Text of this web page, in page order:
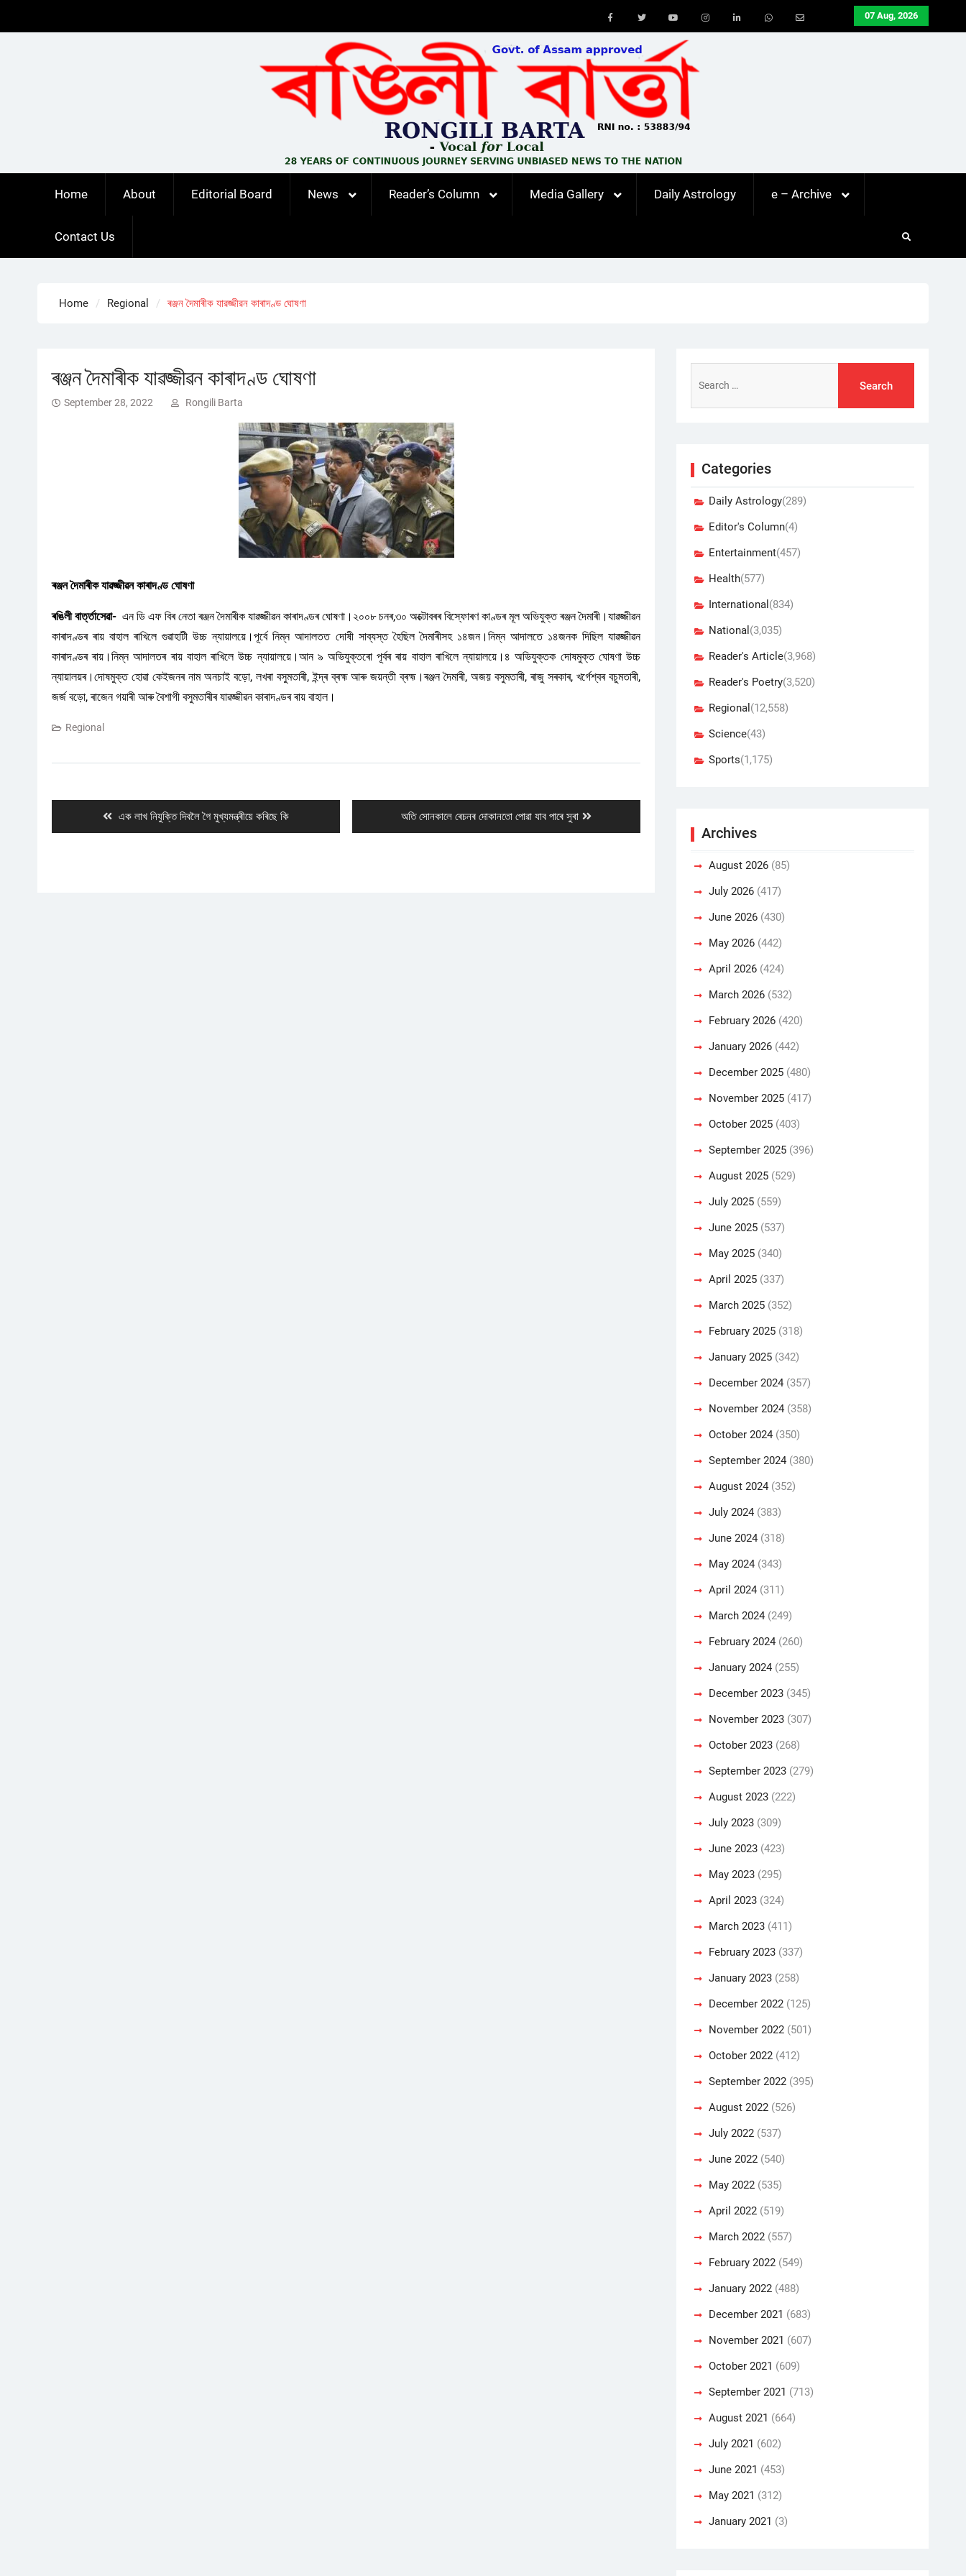
07 Aug, 2026
Youtube
Home About Editorial Board News Reader’s Column Media Gallery Daily Astrology e – Archive
Contact Us
Home Regional ৰঞ্জন দৈমাৰীক যাৱজ্জীৱন কাৰাদণ্ড ঘোষণা
ৰঞ্জন দৈমাৰীক যাৱজ্জীৱন কাৰাদণ্ড ঘোষণা
September 28, 2022 Rongili Barta
ৰঞ্জন দৈমাৰীক যাৱজ্জীৱন কাৰাদণ্ড ঘোষণা
ৰঙিলী বাৰ্ত্তাসেৱা- এন ডি এফ বিৰ নেতা ৰঞ্জন দৈমাৰীক যাৱজ্জীৱন কাৰাদণ্ডৰ ঘোষণা।২০০৮ চনৰ,৩০ অক্টোবৰৰ বিস্ফোৰণ কাণ্ডৰ মূল অভিযুক্ত ৰঞ্জন দৈমাৰী।যাৱজ্জীৱন
কাৰাদণ্ডৰ ৰায় বাহাল ৰাখিলে গুৱাহাটী উচ্চ ন্যায়ালয়ে।পূৰ্বে নিম্ন আদালতত দোষী সাব্যস্ত হৈছিল দৈমাৰীসহ ১৪জন।নিম্ন আদালতে ১৪জনক দিছিল যাৱজ্জীৱন
কাৰাদণ্ডৰ ৰায়।নিম্ন আদালতৰ ৰায় বাহাল ৰাখিলে উচ্চ ন্যায়ালয়ে।আন ৯ অভিযুক্তৰো পূৰ্বৰ ৰায় বাহাল ৰাখিলে ন্যায়ালয়ে।৪ অভিযুক্তক দোষমুক্ত ঘোষণা উচ্চ
ন্যায়ালয়ৰ।দোষমুক্ত হোৱা কেইজনৰ নাম অনচাই বড়ো, লখৰা বসুমতাৰী, ইন্দ্ৰ ব্ৰহ্ম আৰু জয়ন্তী ব্ৰহ্ম।ৰঞ্জন দৈমাৰী, অজয় বসুমতাৰী, ৰাজু সৰকাৰ, খৰ্গেশ্বৰ বচুমতাৰী,
জৰ্জ বড়ো, ৰাজেন গয়াৰী আৰু বৈশাগী বসুমতাৰীৰ যাৱজ্জীৱন কাৰাদণ্ডৰ ৰায় বাহাল।
Regional
Previous
post:
এক লাখ নিযুক্তি দিবলৈ গৈ মুখ্যমন্ত্ৰীয়ে কৰিছে কি
Next
post:
অতি সোনকালে ৰেচনৰ দোকানতো পোৱা যাব পাৰে সুৰা
for:
Categories
Daily Astrology(289)
Editor's Column(4)
Entertainment(457)
Health(577)
International (834)
National (3,035)
Reader's Article(3,968)
Reader's Poetry(3,520)
Regional (12,558)
Science(43)
Sports(1,175)
Archives
August 2026 (85)
July 2026 (417)
June 2026 (430)
May 2026 (442)
April 2026 (424)
March 2026 (532)
February 2026 (420)
January 2026 (442)
December 2025 (480)
November 2025 (417)
October 2025 (403)
September 2025 (396)
August 2025 (529)
July 2025 (559)
June 2025 (537)
May 2025 (340)
April 2025 (337)
March 2025 (352)
February 2025 (318)
January 2025 (342)
December 2024 (357)
November 2024 (358)
October 2024 (350)
September 2024 (380)
August 2024 (352)
July 2024 (383)
June 2024 (318)
May 2024 (343)
April 2024 (311)
March 2024 (249)
February 2024 (260)
January 2024 (255)
December 2023 (345)
November 2023 (307)
October 2023 (268)
September 2023 (279)
August 2023 (222)
July 2023 (309)
June 2023 (423)
May 2023 (295)
April 2023 (324)
March 2023 (411)
February 2023 (337)
January 2023 (258)
December 2022 (125)
November 2022 (501)
October 2022 (412)
September 2022 (395)
August 2022 (526)
July 2022 (537)
June 2022 (540)
May 2022 (535)
April 2022 (519)
March 2022 (557)
February 2022 (549)
January 2022 (488)
December 2021 (683)
November 2021 (607)
October 2021 (609)
September 2021 (713)
August 2021 (664)
July 2021 (602)
June 2021 (453)
May 2021 (312)
January 2021 (3)